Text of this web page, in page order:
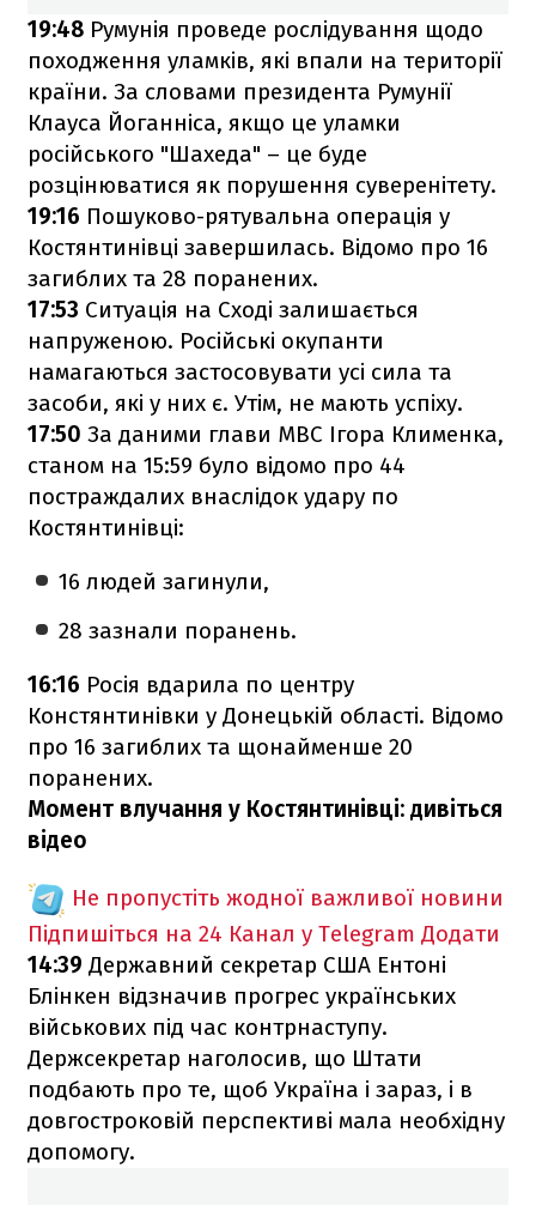
19:48 Румунія проведе рослідування щодо
походження уламків, які впали на території
країни. За словами президента Румунії
Клауса Йоганніса, якщо це уламки
російського "Шахеда" – це буде
розцінюватися як порушення суверенітету.
19:16 Пошуково-рятувальна операція у
Костянтинівці завершилась. Відомо про 16
загиблих та 28 поранених.
17:53 Ситуація на Сході залишається
напруженою. Російські окупанти
намагаються застосовувати усі сила та
засоби, які у них є. Утім, не мають успіху.
17:50 За даними глави МВС Ігора Клименка,
станом на 15:59 було відомо про 44
постраждалих внаслідок удару по
Костянтинівці:
16 людей загинули,
28 зазнали поранень.
16:16 Росія вдарила по центру
Констянтинівки у Донецькій області. Відомо
про 16 загиблих та щонайменше 20
поранених.
Момент влучання у Костянтинівці: дивіться
відео
Не пропустіть жодної важливої новини
Підпишіться на 24 Канал у Telegram Додати
14:39 Державний секретар США Ентоні
Блінкен відзначив прогрес українських
військових під час контрнаступу.
Держсекретар наголосив, що Штати
подбають про те, щоб Україна і зараз, і в
довгостроковій перспективі мала необхідну
допомогу.